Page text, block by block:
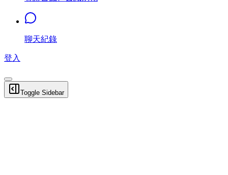
聊天紀錄
登入
Toggle Sidebar